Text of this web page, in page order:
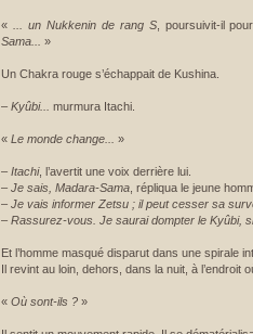
« ... un Nukkenin de rang S, poursuivit-il
Sama...
»
Un Chakra rouge s’échappait de Kushina.
– Kyûbi... murmura Itachi.
« Le monde change... »
– Itachi, l’avertit une voix derrière lui.
– Je sais, Madara-Sama , répliqua le jeune
– Je vais informer Zetsu ; il peut cesser sa
– Rassurez-vous. Je saurai dompter le Kyûbi,
Et l’homme masqué disparut dans une spirale
Il revint au loin, dehors, dans la nuit, à
« Où sont-ils ? »